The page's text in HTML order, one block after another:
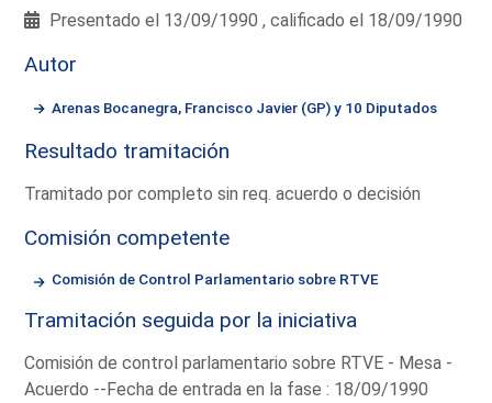
Presentado el 13/09/1990 , calificado el 18/09/1990
Autor
Arenas Bocanegra, Francisco Javier (GP) y 10 Diputados
Resultado tramitación
Tramitado por completo sin req. acuerdo o decisión
Comisión competente
Comisión de Control Parlamentario sobre RTVE
Tramitación seguida por la iniciativa
Comisión de control parlamentario sobre RTVE - Mesa -
Acuerdo --Fecha de entrada en la fase : 18/09/1990